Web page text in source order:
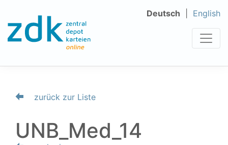
Deutsch English
zurück zur Liste
UNB_Med_14